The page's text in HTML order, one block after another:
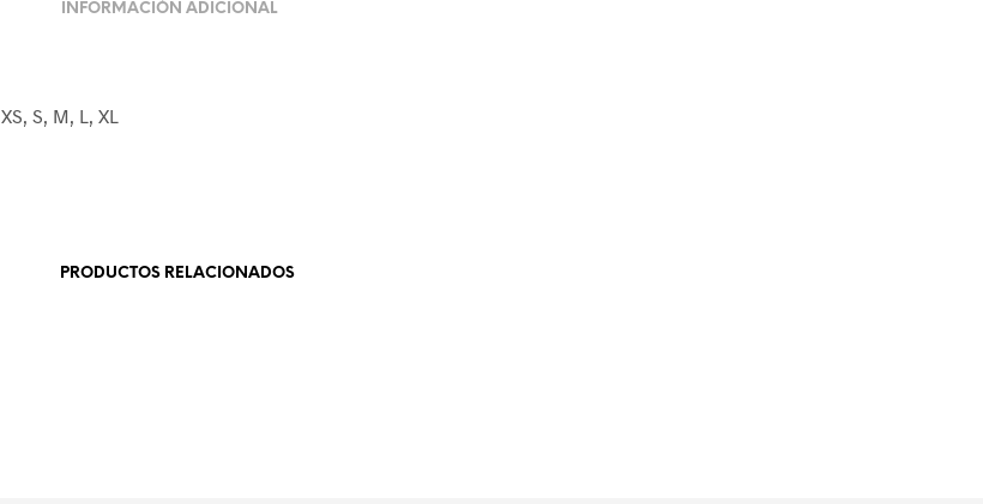
INFORMACIÓN ADICIONAL
XS, S, M, L, XL
PRODUCTOS RELACIONADOS